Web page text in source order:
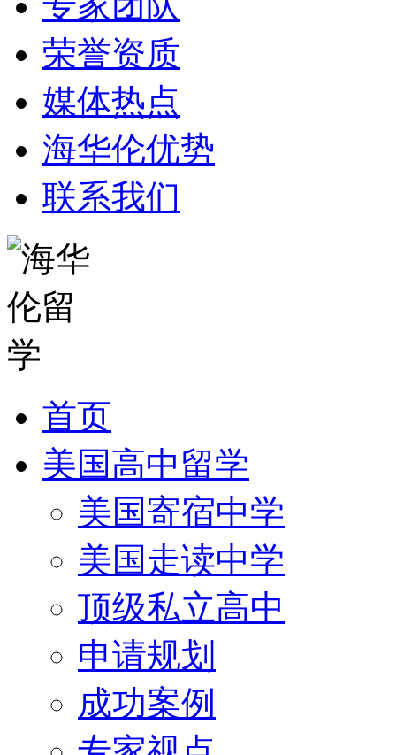
荣誉资质
媒体热点
海华伦优势
联系我们
首页
美国高中留学
美国寄宿中学
美国走读中学
顶级私立高中
申请规划
成功案例